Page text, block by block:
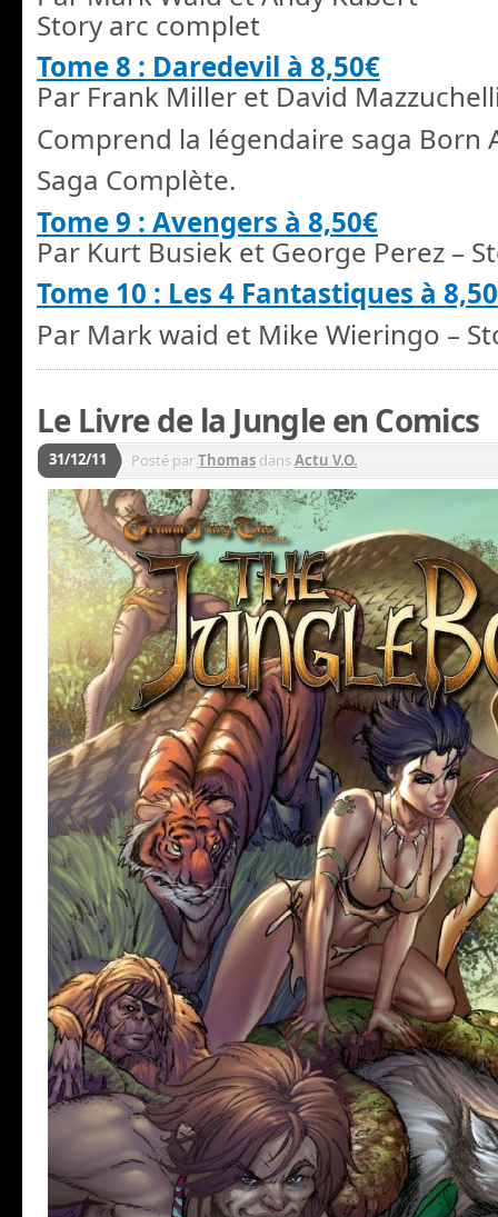
Story arc complet
Tome 8 : Daredevil à 8,50€
Par Frank Miller et David
Comprend la légendaire saga Born
Saga Complète.
Tome 9 : Avengers à 8,50€
Par Kurt Busiek et George Perez –
Tome 10 : Les 4 Fantastiques à
Par Mark waid et Mike Wieringo –
Le Livre de la Jungle en Comics
31/12/11 Posté parThomas dansActu V.O.